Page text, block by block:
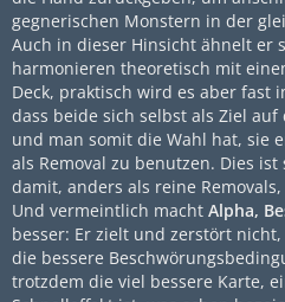
gegnerischen Monstern in der
Auch in dieser Hinsicht ähnelt er
harmonieren theoretisch mit
Deck, praktisch wird es aber fast
dass beide sich selbst als Ziel
und man somit die Wahl hat, sie
als Removal zu benutzen. Dies
damit, anders als reine
Und vermeintlich macht Alpha,
besser: Er zielt und zerstört
die bessere
trotzdem die viel bessere Karte,